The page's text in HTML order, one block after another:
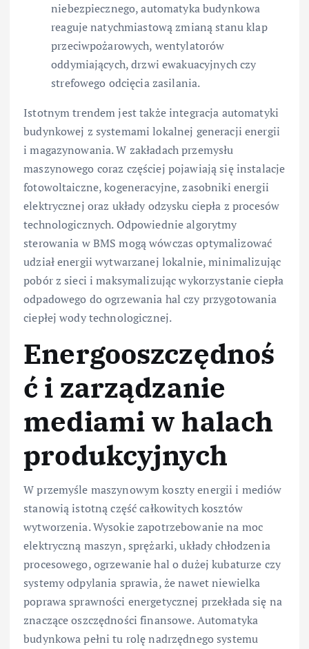
niebezpiecznego, automatyka budynkowa
reaguje natychmiastową zmianą stanu klap
przeciwpożarowych, wentylatorów
oddymiających, drzwi ewakuacyjnych czy
strefowego odcięcia zasilania.
Istotnym trendem jest także integracja automatyki
budynkowej z systemami lokalnej generacji energii
i magazynowania. W zakładach przemysłu
maszynowego coraz częściej pojawiają się instalacje
fotowoltaiczne, kogeneracyjne, zasobniki energii
elektrycznej oraz układy odzysku ciepła z procesów
technologicznych. Odpowiednie algorytmy
sterowania w BMS mogą wówczas optymalizować
udział energii wytwarzanej lokalnie, minimalizując
pobór z sieci i maksymalizując wykorzystanie ciepła
odpadowego do ogrzewania hal czy przygotowania
ciepłej wody technologicznej.
Energooszczędnoś
ć i zarządzanie
mediami w halach
produkcyjnych
W przemyśle maszynowym koszty energii i mediów
stanowią istotną część całkowitych kosztów
wytworzenia. Wysokie zapotrzebowanie na moc
elektryczną maszyn, sprężarki, układy chłodzenia
procesowego, ogrzewanie hal o dużej kubaturze czy
systemy odpylania sprawia, że nawet niewielka
poprawa sprawności energetycznej przekłada się na
znaczące oszczędności finansowe. Automatyka
budynkowa pełni tu rolę nadrzędnego systemu